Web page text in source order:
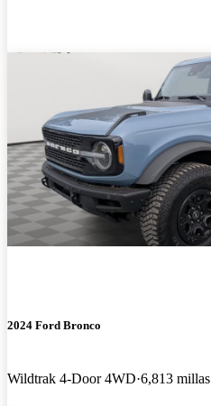
2024 Ford Bronco
Wildtrak 4-Door 4WD 6,813 millas